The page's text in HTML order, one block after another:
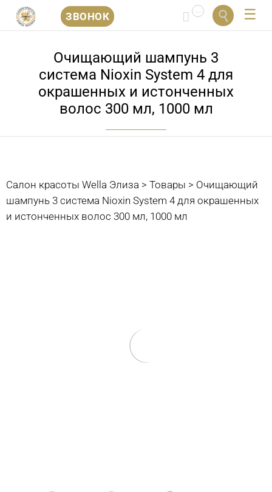
ЗВОНОК  
содержанию
Очищающий шампунь 3
система Nioxin System 4 для
окрашенных и истонченных
волос 300 мл, 1000 мл
Салон красоты Wella Элиза > Товары > Очищающий
шампунь 3 система Nioxin System 4 для окрашенных
и истонченных волос 300 мл, 1000 мл